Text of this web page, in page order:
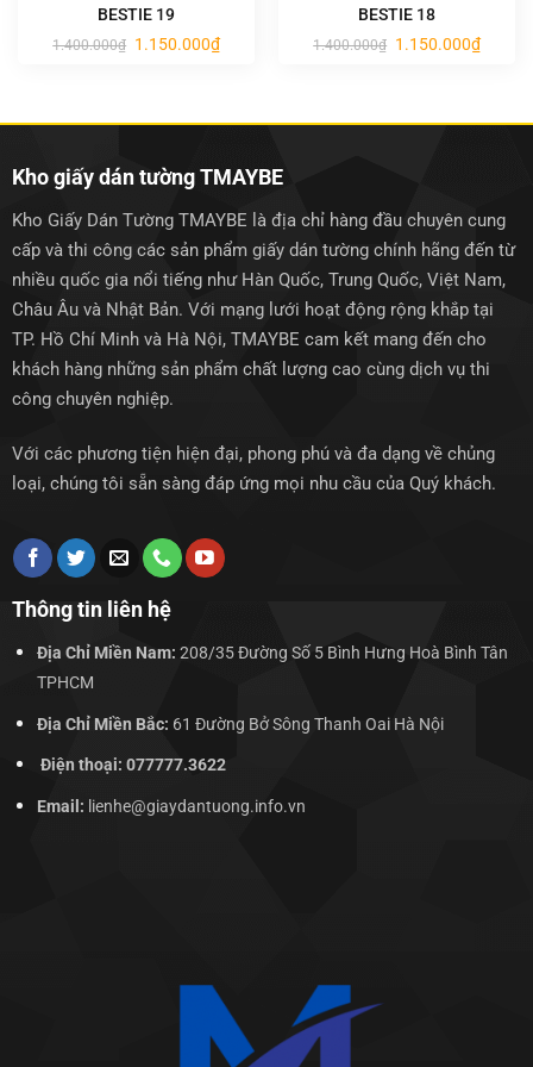
BESTIE 19
1.400.000₫ Giá
gốc
1.150.000₫Giá
hiện
BESTIE 18
1.400.000₫ Giá
gốc
1.150.000₫Giá
hiện
Kho giấy dán tường TMAYBE
Kho Giấy Dán Tường TMAYBE là địa chỉ hàng đầu chuyên cung
cấp và thi công các sản phẩm giấy dán tường chính hãng đến từ
nhiều quốc gia nổi tiếng như Hàn Quốc, Trung Quốc, Việt Nam,
Châu Âu và Nhật Bản. Với mạng lưới hoạt động rộng khắp tại
TP. Hồ Chí Minh và Hà Nội, TMAYBE cam kết mang đến cho
khách hàng những sản phẩm chất lượng cao cùng dịch vụ thi
công chuyên nghiệp.
Với các phương tiện hiện đại, phong phú và đa dạng về chủng
loại, chúng tôi sẵn sàng đáp ứng mọi nhu cầu của Quý khách.
Thông tin liên hệ
Địa Chỉ Miền Nam: 208/35 Đường Số 5 Bình Hưng Hoà Bình Tân
TPHCM
Địa Chỉ Miền Bắc: 61 Đường Bở Sông Thanh Oai Hà Nội
Điện thoại: 077777.3622
Email: lienhe@giaydantuong.info.vn